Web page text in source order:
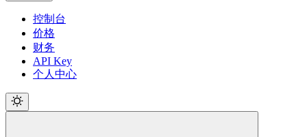
控制台
价格
财务
API Key
个人中心